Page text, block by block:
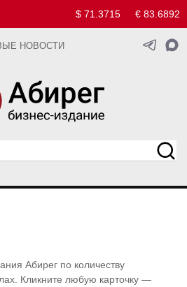
$ 71.3715 € 83.6892
НОВОСТИ
Абирег по количеству
Кликните любую карточку —